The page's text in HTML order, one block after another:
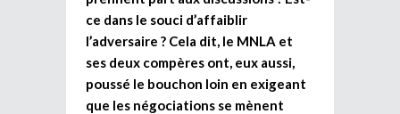
ce dans le souci d’affaiblir
l’adversaire ? Cela dit, le MNLA et
ses deux compères ont, eux aussi,
poussé le bouchon loin en exigeant
que les négociations se mènent